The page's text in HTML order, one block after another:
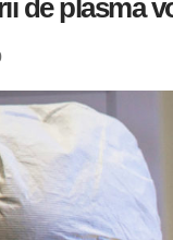
de plasmă